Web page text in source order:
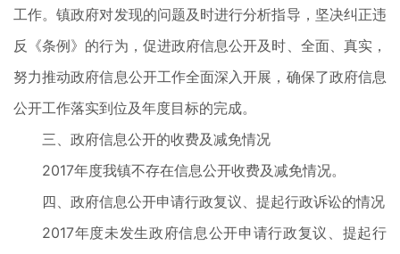
工作。镇政府对发现的问题及时进行分析指导，坚决纠正违
反《条例》的行为，促进政府信息公开及时、全面、真实，
努力推动政府信息公开工作全面深入开展，确保了政府信息
公开工作落实到位及年度目标的完成。
三、政府信息公开的收费及减免情况
2017年度我镇不存在信息公开收费及减免情况。
四、政府信息公开申请行政复议、提起行政诉讼的情况
2017年度未发生政府信息公开申请行政复议、提起行